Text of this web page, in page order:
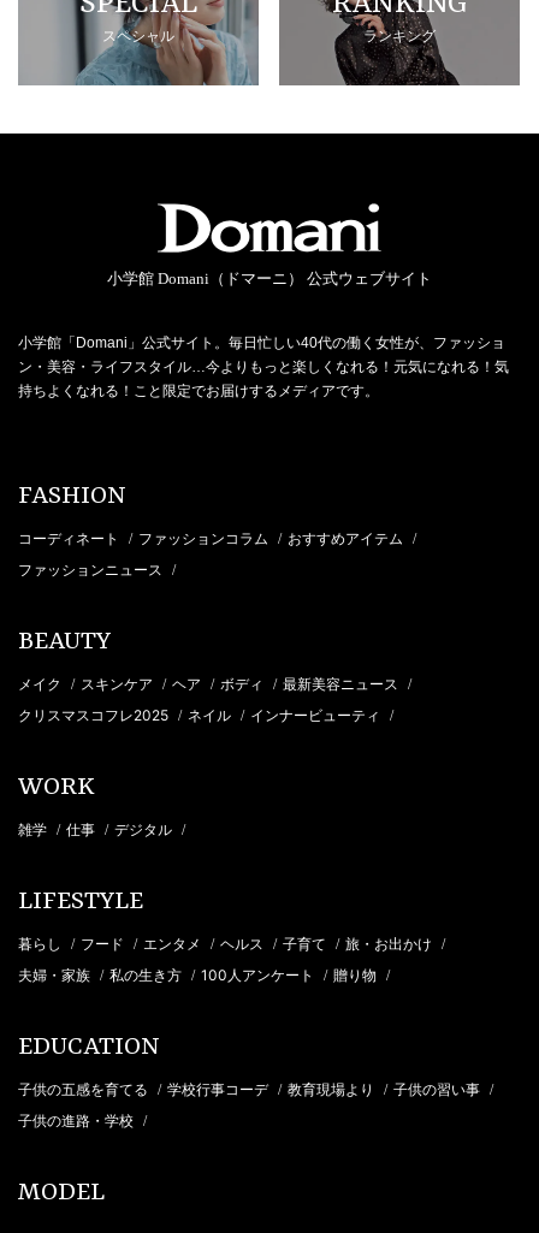
スペシャル ランキング
小学館 Domani（ドマーニ） 公式ウェブサイト
小学館「Domani」公式サイト。毎日忙しい40代の働く女性が、ファッショ
ン・美容・ライフスタイル…今よりもっと楽しくなれる！元気になれる！気
持ちよくなれる！こと限定でお届けするメディアです。
FASHION
コーディネート / ファッションコラム / おすすめアイテム /
ファッションニュース /
BEAUTY
メイク / スキンケア / ヘア / ボディ / 最新美容ニュース /
クリスマスコフレ2025 / ネイル / インナービューティ /
WORK
雑学 / 仕事 / デジタル /
LIFESTYLE
暮らし / フード / エンタメ / ヘルス / 子育て / 旅・お出かけ /
夫婦・家族 / 私の生き方 / 100人アンケート / 贈り物 /
EDUCATION
子供の五感を育てる / 学校行事コーデ / 教育現場より / 子供の習い事 /
子供の進路・学校 /
MODEL